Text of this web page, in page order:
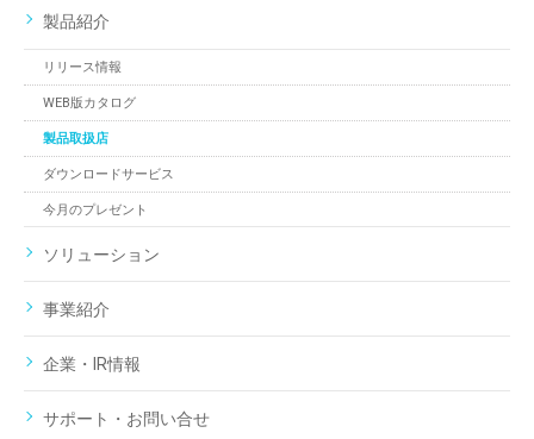
製品紹介
リリース情報
WEB版カタログ
製品取扱店
ダウンロードサービス
今月のプレゼント
ソリューション
事業紹介
企業・IR情報
サポート・お問い合せ